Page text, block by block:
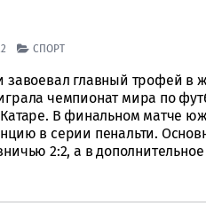
СПОРТ
завоевал главный трофей в
чемпионат мира по
В финальном матче
в серии пенальти.
2:2, а в